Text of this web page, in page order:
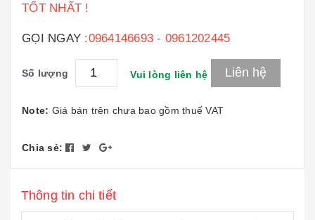
TỐT NHẤT !
GỌI NGAY :0964146693 - 0961202445
Số lượng Vui lòng liên hệ Liên hệ
Note: Giá bán trên chưa bao gồm thuế VAT
Chia sẻ:
Thông tin chi tiết